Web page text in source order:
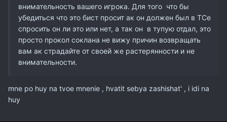
внимательность вашего игрока. Для того что бы
убедиться что это бист просит ак он должен был в ТСе
спросить он ли это или нет, а так он в тупую отдал, это
просто прокол соклана не вижу причин возвращать
вам ак страдайте от своей же растерянности и не
внимательности.
mne po huy na tvoe mnenie , hvatit sebya zashishat' , i idi na
huy